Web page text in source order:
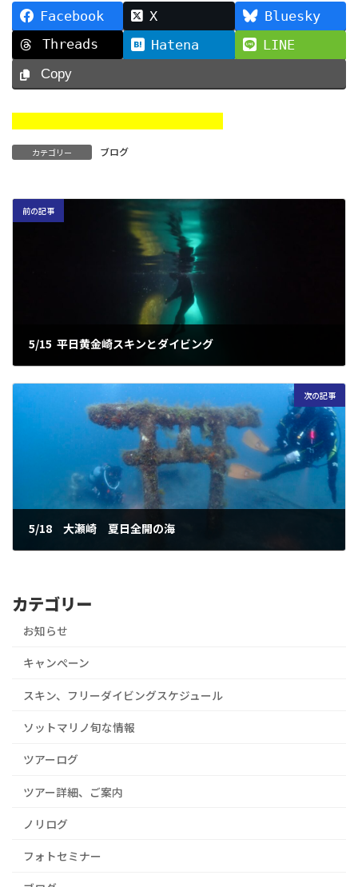
Facebook X
Bluesky
Threads
Hatena LINE
Copy
カテゴリー ブログ
前の記事
5/15 平日黄金崎スキンとダイビング
2024年5月16日
次の記事
5/18 大瀬崎 夏日全開の海
2024年5月19日
カテゴリー
お知らせ
キャンぺーン
スキン、フリーダイビングスケジュール
ソットマリノ旬な情報
ツアーログ
ツアー詳細、ご案内
ノリログ
フォトセミナー